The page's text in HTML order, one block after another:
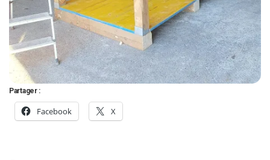
Partager :
Facebook X